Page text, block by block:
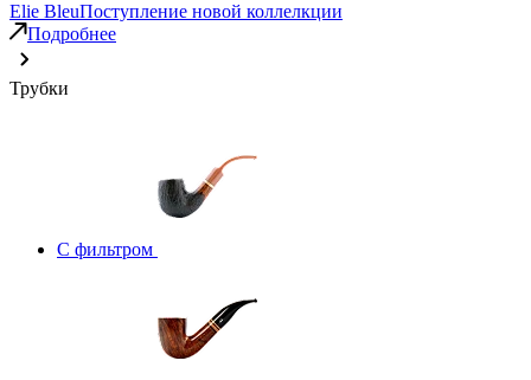
Elie BleuПоступление новой коллелкции
Подробнее
Трубки
С фильтром